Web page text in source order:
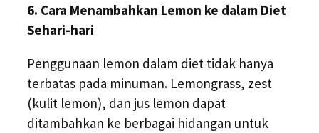
6. Cara Menambahkan Lemon ke dalam Diet
Sehari-hari
Penggunaan lemon dalam diet tidak hanya
terbatas pada minuman. Lemongrass, zest
(kulit lemon), dan jus lemon dapat
ditambahkan ke berbagai hidangan untuk